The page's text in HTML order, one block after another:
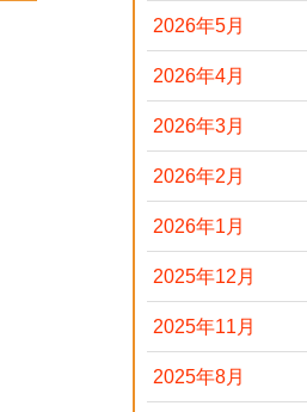
2026年5月
2026年4月
2026年3月
2026年2月
2026年1月
2025年12月
2025年11月
2025年8月